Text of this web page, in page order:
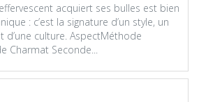
acquiert ses bulles est bien
: c’est la signature d’un style, un
d’une culture. AspectMéthode
Charmat Seconde...